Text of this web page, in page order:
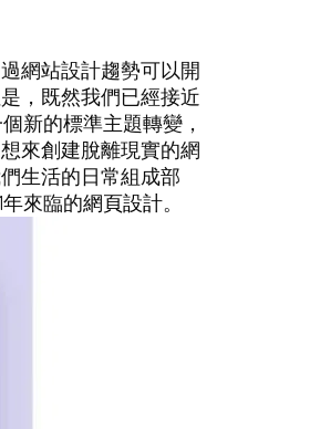
網站設計趨勢可以開
，既然我們已經接近
新的標準主題轉變，
來創建脫離現實的網
生活的日常組成部
來臨的網頁設計。